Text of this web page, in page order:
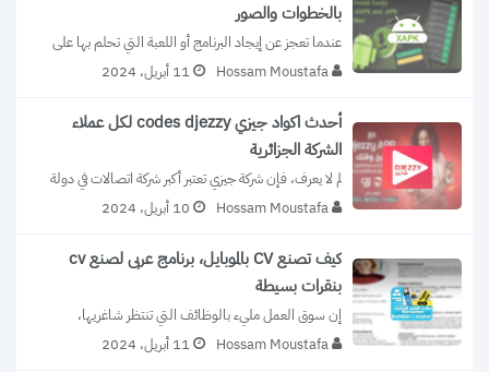
بالخطوات والصور
بلاي ستور في...
Hossam Moustafa 11 أبريل، 2024
أحدث اكواد جيزي codes djezzy لكل عملاء
الشركة الجزائرية
الجزائر. فهي...
Hossam Moustafa 10 أبريل، 2024
كيف تصنع CV بالموبايل، برنامج عربى لصنع cv
بنقرات بسيطة
وبالطبع طالما دخلت هنا لتقرأ سطور...
Hossam Moustafa 11 أبريل، 2024